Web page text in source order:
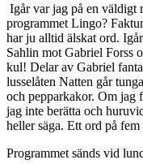
Igår var jag på en
programmet Lingo?
har ju alltid älskat ord.
Sahlin mot Gabriel Forss
kul! Delar av Gabriel
lusselåten Natten går
och pepparkakor. Om jag
jag inte berätta och
heller säga. Ett ord på
Programmet sänds vid